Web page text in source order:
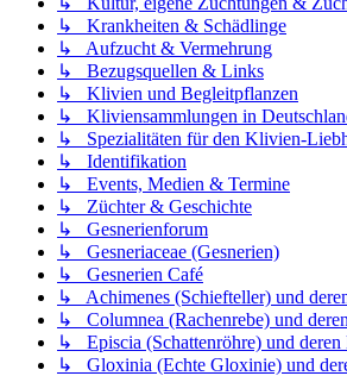
↳ Krankheiten & Schädlinge
↳ Aufzucht & Vermehrung
↳ Bezugsquellen & Links
↳ Klivien und Begleitpflanzen
↳ Kliviensammlungen in
↳ Spezialitäten für den Klivien-
↳ Identifikation
↳ Events, Medien & Termine
↳ Züchter & Geschichte
↳ Gesnerienforum
↳ Gesneriaceae (Gesnerien)
↳ Gesnerien Café
↳ Achimenes (Schiefteller) und
↳ Columnea (Rachenrebe) und
↳ Episcia (Schattenröhre) und deren
↳ Gloxinia (Echte Gloxinie) und